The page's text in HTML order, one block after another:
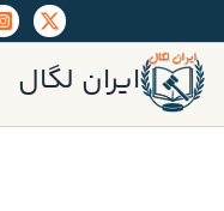
به
محتوا
ایران لگال